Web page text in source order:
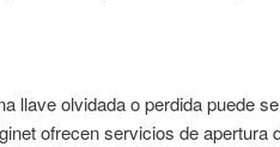
llave olvidada o perdida puede
ofrecen servicios de apertura